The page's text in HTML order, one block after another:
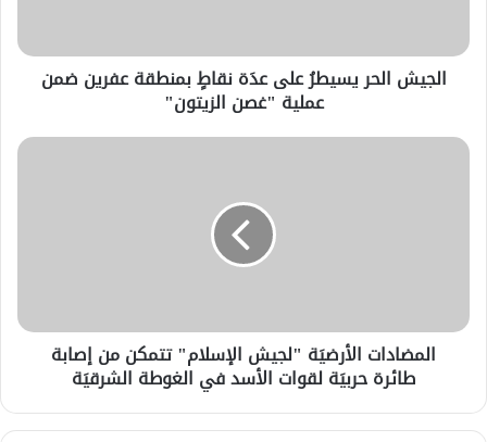
الجيش الحر يسيطرُ على عدَة نقاطٍ بمنطقة عفرين ضمن
عملية "غصن الزيتون"
المضادات الأرضيَة "لجيش الإسلام" تتمكن من إصابة
طائرة حربيَة لقوات الأسد في الغوطة الشرقيَة